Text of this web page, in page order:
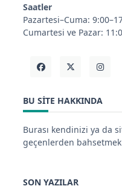
Saatler
Pazartesi–Cuma:
Cumartesi ve Pazar:
BU SITE HAKKINDA
Burası kendinizi ya da
geçenlerden
SON YAZILAR